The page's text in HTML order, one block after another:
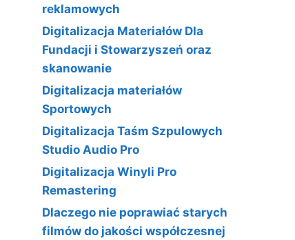
reklamowych
Digitalizacja Materiałów Dla
Fundacji i Stowarzyszeń oraz
skanowanie
Digitalizacja materiałów
Sportowych
Digitalizacja Taśm Szpulowych
Studio Audio Pro
Digitalizacja Winyli Pro
Remastering
Dlaczego nie poprawiać starych
filmów do jakości współczesnej